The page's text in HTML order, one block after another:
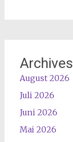
Archives
August 2026
Juli 2026
Juni 2026
Mai 2026